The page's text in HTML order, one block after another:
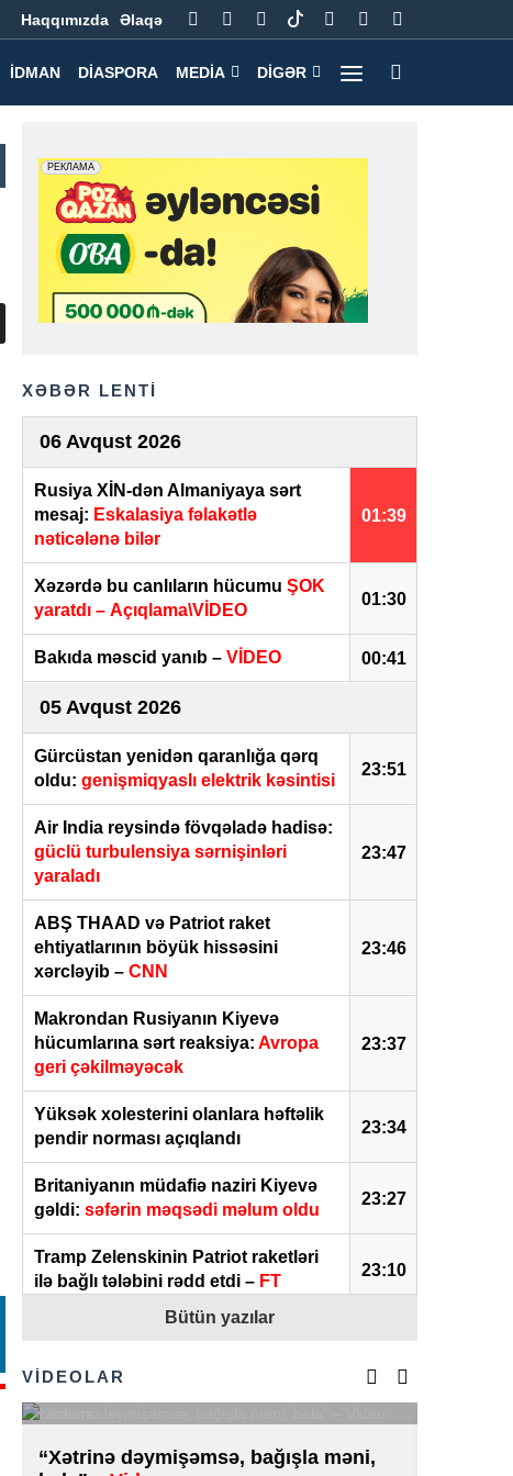
Haqqımızda Əlaqə
İDMAN DIASPORA MEDIA DIGƏR
XƏBƏR LENTİ
06 Avqust 2026
01:39
Rusiya XİN-dən Almaniyaya sərt
mesaj: Eskalasiya fəlakətlə
nəticələnə bilər
01:30
Xəzərdə bu canlıların hücumu ŞOK
yaratdı – Açıqlama\VİDEO
00:41
Bakıda məscid yanıb – VİDEO
05 Avqust 2026
23:51
Gürcüstan yenidən qaranlığa qərq
oldu: genişmiqyaslı elektrik kəsintisi
23:47
Air India reysində fövqəladə hadisə:
güclü turbulensiya sərnişinləri
yaraladı
23:46
ABŞ THAAD və Patriot raket
ehtiyatlarının böyük hissəsini
xərcləyib – CNN
23:37
Makrondan Rusiyanın Kiyevə
hücumlarına sərt reaksiya: Avropa
geri çəkilməyəcək
23:34
Yüksək xolesterini olanlara həftəlik
pendir norması açıqlandı
23:27
Britaniyanın müdafiə naziri Kiyevə
gəldi: səfərin məqsədi məlum oldu
23:10
Tramp Zelenskinin Patriot raketləri
ilə bağlı tələbini rədd etdi – FT
VİDEO
22:49
FIFA 2030 Dünya Çempionatının
finalını Mərakeşdə keçirməyi
planlaşdırır
Almaniyada Ukraynaya məxsus
Bütün yazılar
VİDEOLAR
“Xətrinə dəymişəmsə, bağışla məni,